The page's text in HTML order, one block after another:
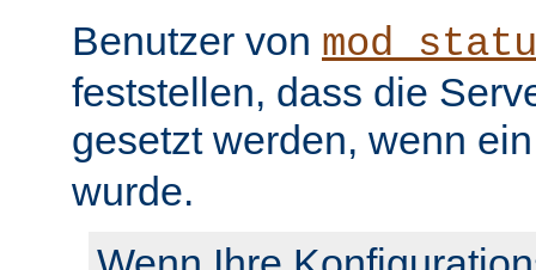
Benutzer von
feststellen, dass die
gesetzt werden, wenn
wurde.